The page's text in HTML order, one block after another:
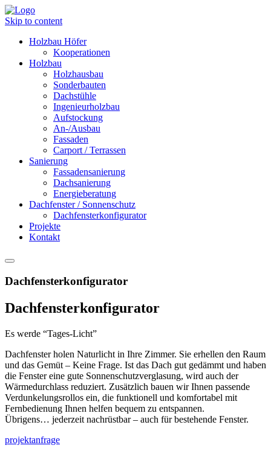
Skip to content
Holzbau Höfer
Kooperationen
Holzbau
Holzhausbau
Sonderbauten
Dachstühle
Ingenieurholzbau
Aufstockung
An-/Ausbau
Fassaden
Carport / Terrassen
Sanierung
Fassadensanierung
Dachsanierung
Energieberatung
Dachfenster / Sonnenschutz
Dachfensterkonfigurator
Projekte
Kontakt
Dachfensterkonfigurator
Dachfensterkonfigurator
Es werde “Tages-Licht”
Dachfenster holen Naturlicht in Ihre Zimmer. Sie erhellen den Raum
und das Gemüt – Keine Frage. Ist das Dach gut gedämmt und haben
die Fenster eine gute Sonnenschutzverglasung, wird auch der
Wärmedurchlass reduziert. Zusätzlich bauen wir Ihnen passende
Verdunkelungsrollos ein, die funktionell und komfortabel mit
Fernbedienung Ihnen helfen bequem zu entspannen.
Übrigens… jederzeit nachrüstbar – auch für bestehende Fenster.
projektanfrage